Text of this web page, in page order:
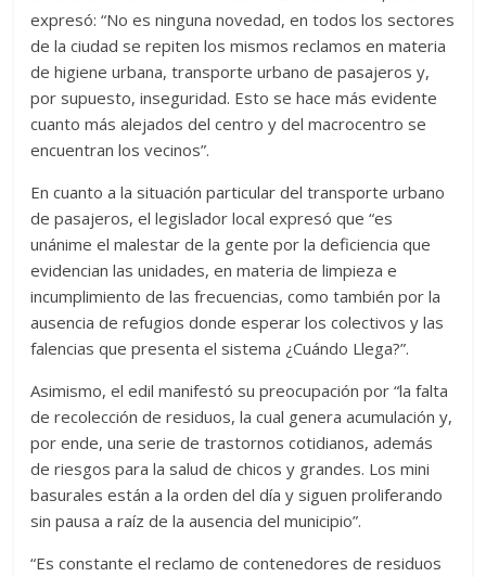
expresó: “No es ninguna novedad, en todos los sectores
de la ciudad se repiten los mismos reclamos en materia
de higiene urbana, transporte urbano de pasajeros y,
por supuesto, inseguridad. Esto se hace más evidente
cuanto más alejados del centro y del macrocentro se
encuentran los vecinos”.
En cuanto a la situación particular del transporte urbano
de pasajeros, el legislador local expresó que “es
unánime el malestar de la gente por la deficiencia que
evidencian las unidades, en materia de limpieza e
incumplimiento de las frecuencias, como también por la
ausencia de refugios donde esperar los colectivos y las
falencias que presenta el sistema ¿Cuándo Llega?”.
Asimismo, el edil manifestó su preocupación por “la falta
de recolección de residuos, la cual genera acumulación y,
por ende, una serie de trastornos cotidianos, además
de riesgos para la salud de chicos y grandes. Los mini
basurales están a la orden del día y siguen proliferando
sin pausa a raíz de la ausencia del municipio”.
“Es constante el reclamo de contenedores de residuos